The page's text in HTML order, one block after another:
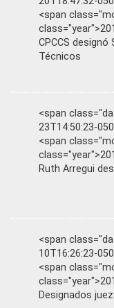
<span
CPCCS
Técnicos
<span
23T14:50:23-
<span
Ruth Arregui
<span
10T16:26:23-
<span
Designados